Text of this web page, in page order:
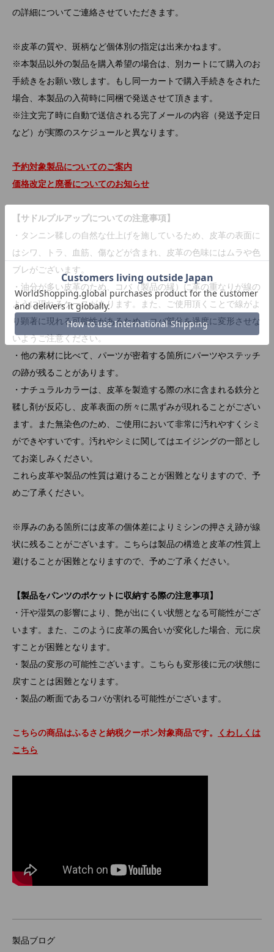
の詳細についてご連絡させていただきます。
※皮革の質や、斑柄など個体別の指定は出来かねます。
※本製品以外の製品を購入希望の場合は、別カートにて購入のお
手続きをお願い致します。もし同一カートで購入手続きをされた
場合、本製品の入荷時に同梱で発送させて頂きます。
※注文完了時に自動で送信される完了メールの内容（発送予定日
など）が実際のスケジュールと異なります。
予約対象製品についてのご案内
価格改定と廃番についてのお知らせ
【サドルプルアップについての注意事項】
・タンニン鞣しの自然な仕上げを施しているため、皮革の表面に
はシワ、トラ、血筋、傷などが含まれ、皮革の色味にはムラや色
ブレがございます。
・油分が多い皮革のため、コバ（製品の縁）に革の重なりが線の
ように現れるケースがあります。また、ご使用頂くことで線がよ
り顕著に現れる可能性があるため、コバ部分を過度に変形させな
いようご注意ください。
・他の素材に比べて、パーツが密着する箇所にパーツやステッチ
の跡が残ることがあります。
・ナチュラルカラーは、皮革を製造する際の水に含まれる鉄分と
鞣し剤が反応し、皮革表面の所々に黒ずみが現れることがござい
ます。また無染色のため、ご使用において非常に汚れやすくシミ
ができやすいです。汚れやシミに関してはエイジングの一部とし
てお楽しみください。
これら皮革や製品の性質は避けることが困難となりますので、予
めご了承ください。
※厚みのある箇所には皮革の個体差によりミシンの押さえ跡が線
状に残ることがございます。こちらは製品の構造と皮革の性質上
避けることが困難となりますので、予めご了承ください。
【製品をパンツのポケットに収納する際の注意事項】
・汗や湿気の影響により、艶が出にくい状態となる可能性がござ
います。また、このように皮革の風合いが変化した場合、元に戻
すことが困難となります。
・製品の変形の可能性ございます。こちらも変形後に元の状態に
戻すことは困難となります。
・製品の断面であるコバが割れる可能性がございます。
こちらの商品はふるさと納税クーポン対象商品です。
くわしくは
こちら
製品ブログ